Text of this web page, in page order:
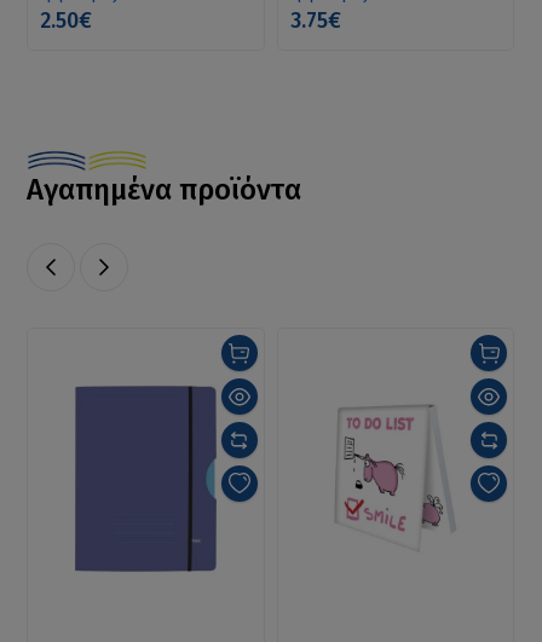
2.50€ 3.75€
Αγαπημένα προϊόντα